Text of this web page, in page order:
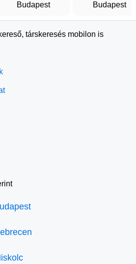
Budapest
Budapest
társkeresés mobilon is